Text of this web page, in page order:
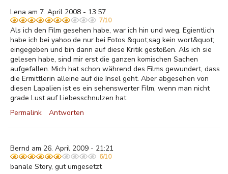
Lena am 7. April 2008 - 13:57
7/10
Als ich den Film gesehen habe, war ich hin und weg. Egientlich
habe ich bei yahoo.de nur bei Fotos &quot;sag kein wort&quot;
eingegeben und bin dann auf diese Kritik gestoßen. Als ich sie
gelesen habe, sind mir erst die ganzen komischen Sachen
aufgefallen. Mich hat schon während des Films gewundert, dass
die Ermittlerin alleine auf die Insel geht. Aber abgesehen von
diesen Lapalien ist es ein sehenswerter Film, wenn man nicht
grade Lust auf Liebesschnulzen hat.
Permalink
Antworten
Bernd am 26. April 2009 - 21:21
6/10
banale Story, gut umgesetzt